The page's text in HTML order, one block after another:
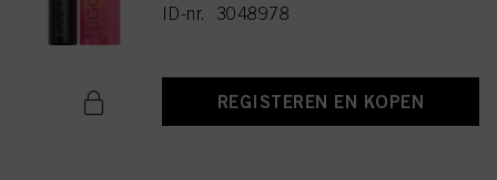
ID-nr. 3048978
REGISTEREN EN KOPEN